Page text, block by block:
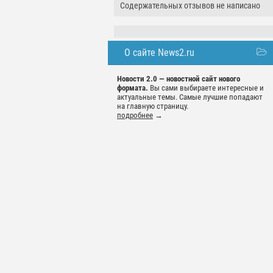
Содержательных отзывов не написано
О сайте News2.ru
Новости 2.0 — новостной сайт нового
формата. Вы сами выбираете интересные и
актуальные темы. Самые лучшие попадают
на главную страницу.
подробнее →